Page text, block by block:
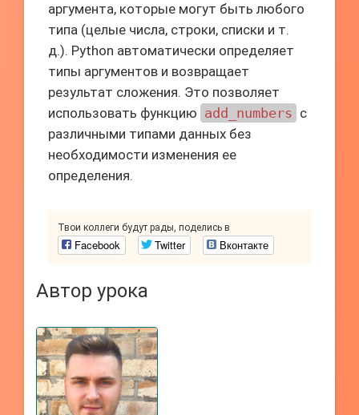
аргумента, которые могут быть любого
типа (целые числа, строки, списки и т.
д.). Python автоматически определяет
типы аргументов и возвращает
результат сложения. Это позволяет
использовать функцию add_numbers с
различными типами данных без
необходимости изменения ее
определения.
Твои коллеги будут рады, поделись в
Facebook Twitter Вконтакте
Автор урока